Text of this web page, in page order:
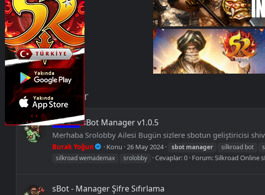
Etiketler
sbot manager
Release sBot Manager v1.0.5
Merhaba Srolobby Ailesi Bugün sizlere sbotun geliştiricisi
Burak Yoğun Konu 26 May 2024 sbot manager silkroad bot
silkroad wemademax
srolobby Cevaplar: 0 Forum:Silkroad Online
sBot - Manager Şifre Sıfırlama